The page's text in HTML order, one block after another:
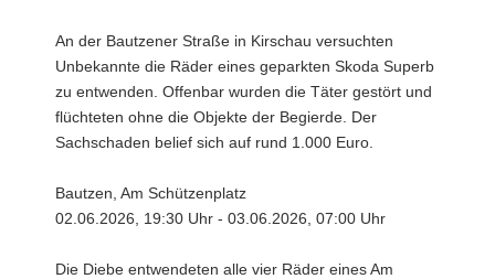
An der Bautzener Straße in Kirschau versuchten
Unbekannte die Räder eines geparkten Skoda Superb
zu entwenden. Offenbar wurden die Täter gestört und
flüchteten ohne die Objekte der Begierde. Der
Sachschaden belief sich auf rund 1.000 Euro.
Bautzen, Am Schützenplatz
02.06.2026, 19:30 Uhr - 03.06.2026, 07:00 Uhr
Die Diebe entwendeten alle vier Räder eines Am